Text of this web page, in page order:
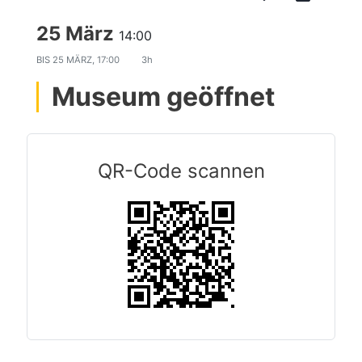
25 März 14:00
BIS 25 MÄRZ, 17:00 3h
Museum geöffnet
QR-Code scannen